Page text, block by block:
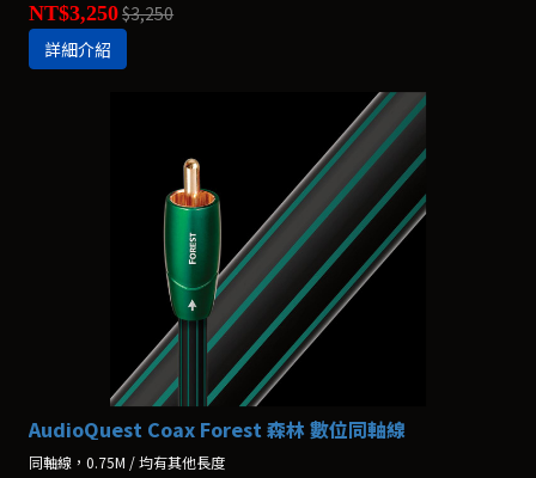
NT$3,250$3,250
詳細介紹
AudioQuest Coax Forest 森林 數位同軸線
同軸線，0.75M / 均有其他長度